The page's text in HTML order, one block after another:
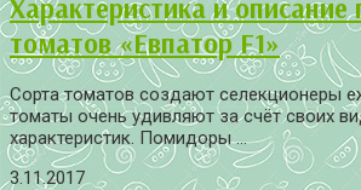
Характеристика и описание
томатов «Евпатор F1»
Сорта томатов создают селекционеры
томаты очень удивляют за счёт своих
характеристик. Помидоры ...
3.11.2017